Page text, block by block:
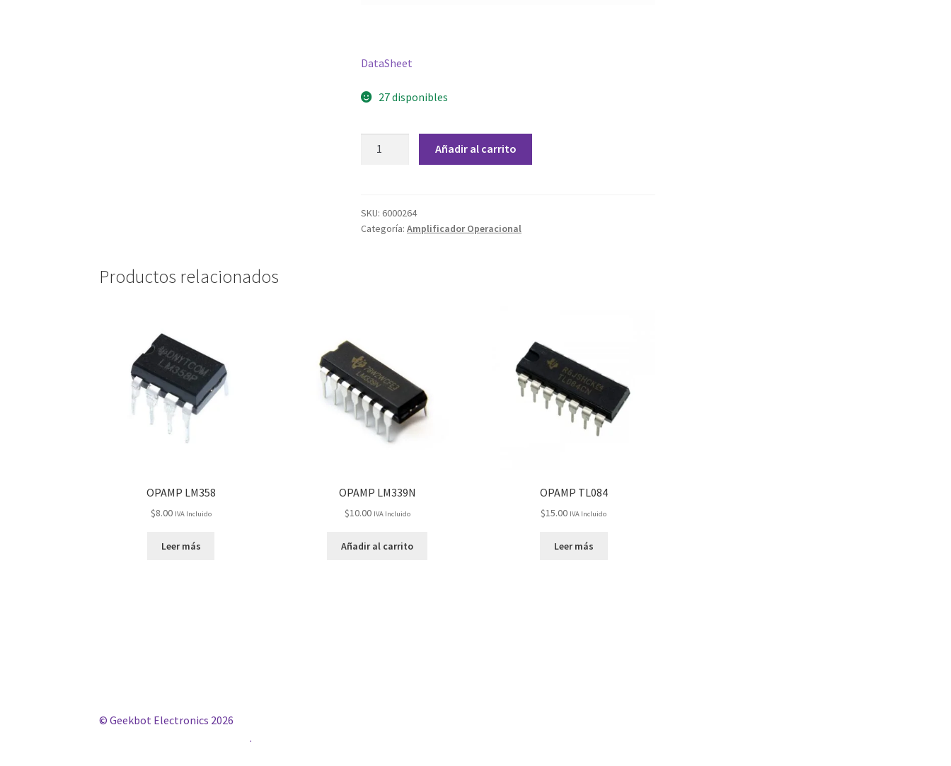
DataSheet
27 disponibles
Añadir al carrito
SKU: 6000264
Categoría:Amplificador Operacional
Productos relacionados
OPAMP LM358
$8.00 IVA Incluido
Leer más
OPAMP LM339N
$10.00 IVA Incluido
Añadir al carrito
OPAMP TL084
$15.00 IVA Incluido
Leer más
© Geekbot Electronics 2026
Construido con WooCommerce.